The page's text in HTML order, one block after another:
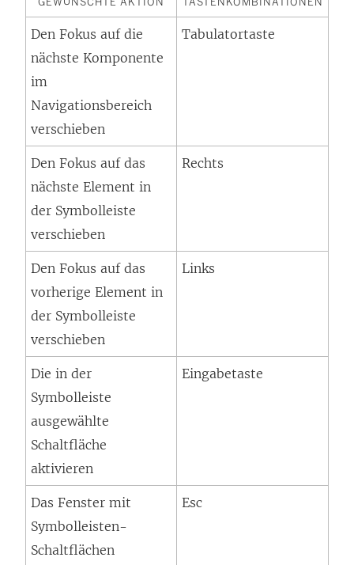
Den Fokus auf die
nächste Komponente
im
Navigationsbereich
verschieben
Tabulatortaste
Den Fokus auf das
nächste Element in
der Symbolleiste
verschieben
Rechts
Den Fokus auf das
vorherige Element in
der Symbolleiste
verschieben
Links
Die in der
Symbolleiste
ausgewählte
Schaltfläche
aktivieren
Eingabetaste
Das Fenster mit
Symbolleisten-
Schaltflächen
Esc